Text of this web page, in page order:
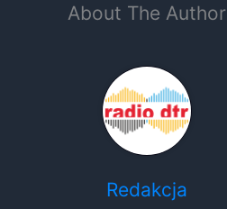
About The Author
Redakcja